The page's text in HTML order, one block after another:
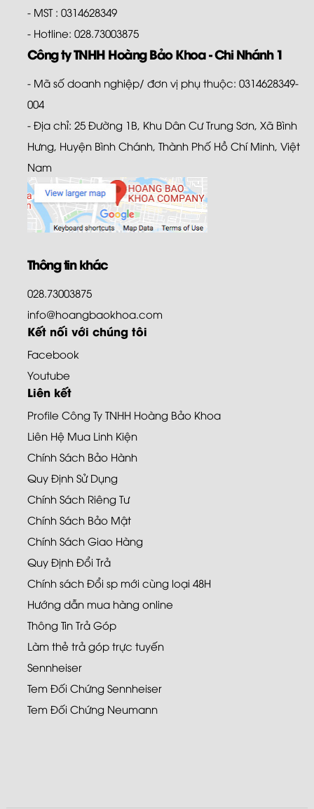
- MST : 0314628349
- Hotline: 028.73003875
Công ty TNHH Hoàng Bảo Khoa - Chi Nhánh 1
- Mã số doanh nghiệp/ đơn vị phụ thuộc: 0314628349-
004
- Địa chỉ: 25 Đường 1B, Khu Dân Cư Trung Sơn, Xã Bình
Hưng, Huyện Bình Chánh, Thành Phố Hồ Chí Minh, Việt
Nam
Thông tin khác
028.73003875
info@hoangbaokhoa.com
Kết nối với chúng tôi
Facebook
Youtube
Liên kết
Profile Công Ty TNHH Hoàng Bảo Khoa
Liên Hệ Mua Linh Kiện
Chính Sách Bảo Hành
Quy Định Sử Dụng
Chính Sách Riêng Tư
Chính Sách Bảo Mật
Chính Sách Giao Hàng
Quy Định Đổi Trả
Chính sách Đổi sp mới cùng loại 48H
Hướng dẫn mua hàng online
Thông Tin Trả Góp
Làm thẻ trả góp trực tuyến
Sennheiser
Tem Đối Chứng Sennheiser
Tem Đối Chứng Neumann